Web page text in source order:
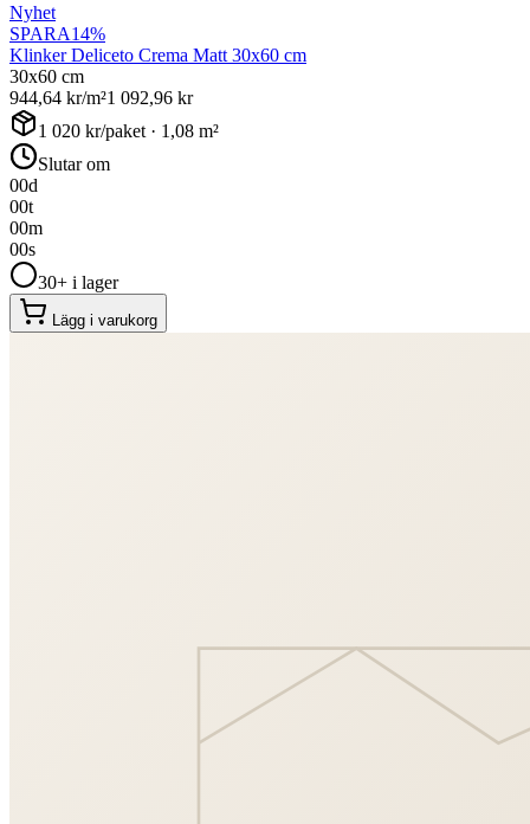
Nyhet
SPARA14%
Klinker Deliceto Crema Matt 30x60 cm
30x60 cm
944,64 kr/m²1 092,96 kr
1 020 kr/paket · 1,08 m²
Slutar om
00d
00t
00m
00s
30+ i lager
Lägg i varukorg